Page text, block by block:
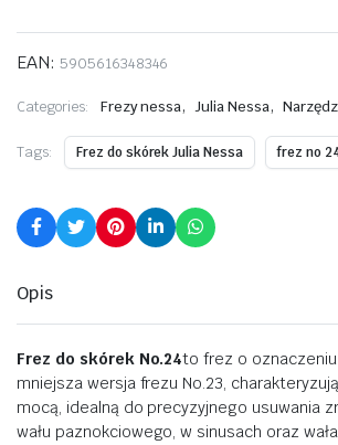
EAN: 5905616348346
Categories: Frezy nessa, Julia Nessa,
Tags: Frez do skórek Julia Nessa frez no
Opis
Frez do skórek No.24to frez o
mniejsza wersja frezu No.23,
mocą, idealną do precyzyjnego usuwania
wału paznokciowego, w sinusach oraz